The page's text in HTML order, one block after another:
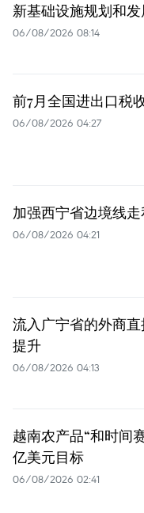
新基础设施规划和
06/08/2026 08:14
前7月全国进出口税
06/08/2026 04:27
加强西宁省边境线
06/08/2026 04:21
流入广宁省的外商
提升
06/08/2026 04:13
越南农产品“和时间
亿美元目标
06/08/2026 02:41